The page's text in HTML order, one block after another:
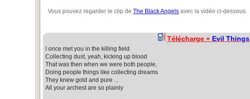
Vous pouvez regarder le clip de The Black Angels avec la vidéo ci-dessous.
Télécharge « Evil Things
I once met you in the killing field
Collecting dust, yeah, kicking up blood
That was then when we were both people,
Doing people things like collecting dreams
They knew gold and pure ...
All your archest are so plainly